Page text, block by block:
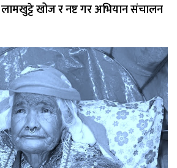
लामखुट्टे खोज र नष्ट गर अभियान संचालन